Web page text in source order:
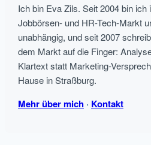
Ich bin Eva Zils. Seit 2004 bin ich
Jobbörsen- und HR-Tech-Markt
unabhängig, und seit 2007
dem Markt auf die Finger:
Klartext statt Marketing-
Hause in Straßburg.
Mehr über mich · Kontakt